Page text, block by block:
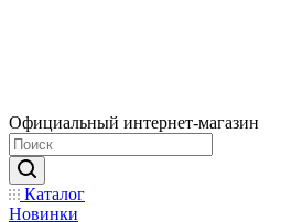
Официальный интернет-магазин
Каталог
Новинки